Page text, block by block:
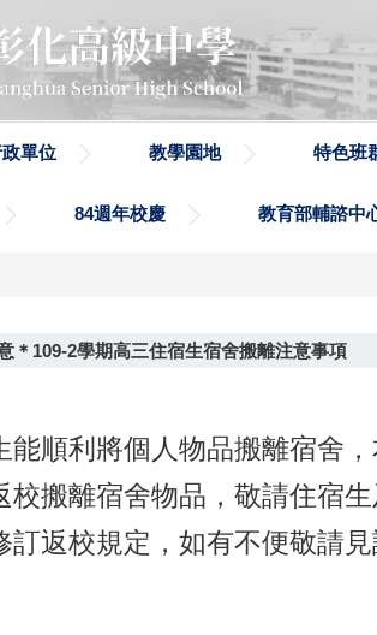
單位 教學園地 特色班
84週年校慶 教育部輔諮中
＊109-2學期高三住宿生宿舍搬離注意事項
能順利將個人物品搬離宿舍
校搬離宿舍物品，敬請住宿
返校規定，如有不便敬請見